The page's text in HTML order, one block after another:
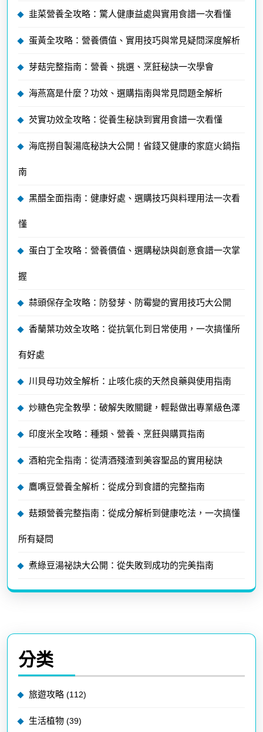
韭菜營養全攻略：驚人健康益處與實用食譜一次看懂
蛋黃全攻略：營養價值、實用技巧與常見疑問深度解析
芽菇完整指南：營養、挑選、烹飪秘訣一次學會
海燕窩是什麼？功效、選購指南與常見問題全解析
芡實功效全攻略：從養生秘訣到實用食譜一次看懂
海底撈自製湯底秘訣大公開！省錢又健康的家庭火鍋指
南
黑醋全面指南：健康好處、選購技巧與料理用法一次看
懂
蛋白丁全攻略：營養價值、選購秘訣與創意食譜一次掌
握
蒜頭保存全攻略：防發芽、防霉變的實用技巧大公開
香蘭葉功效全攻略：從抗氧化到日常使用，一次搞懂所
有好處
川貝母功效全解析：止咳化痰的天然良藥與使用指南
炒糖色完全教學：破解失敗關鍵，輕鬆做出專業級色澤
印度米全攻略：種類、營養、烹飪與購買指南
酒粕完全指南：從清酒殘渣到美容聖品的實用秘訣
鷹嘴豆營養全解析：從成分到食譜的完整指南
菇類營養完整指南：從成分解析到健康吃法，一次搞懂
所有疑問
煮綠豆湯祕訣大公開：從失敗到成功的完美指南
分类
旅遊攻略 (112)
生活植物 (39)